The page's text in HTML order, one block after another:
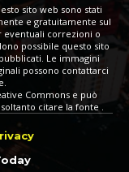
sito web sono stati
e gratuitamente sul
eventuali correzioni o
possibile questo sito
Le immagini
possono contattarci
Commons e può
citare la fonte .